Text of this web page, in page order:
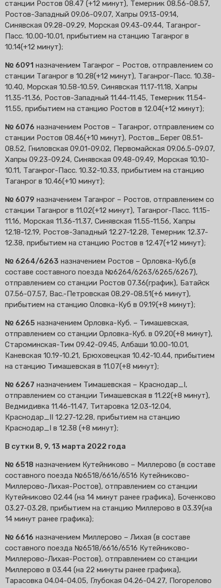
станции Ростов 08.47 (+12 минут), Темерник 08.56-08.57,
Ростов-Западный 09.06-09.07, Хапры 09.13-09.14,
Синявская 09.28-09.29, Морская 09.43-09.44, Таганрог-
Пасс. 10.00-10.01, прибытием на станцию Таганрог в
10.14(+12 минут);
№ 6091 назначением Таганрог – Ростов, отправлением со
станции Таганрог в 10.28(+12 минут), Таганрог-Пасс. 10.38-
10.40, Морская 10.58-10.59, Синявская 11.17-11.18, Хапры
11.35-11.36, Ростов-Западный 11.44-11.45, Темерник 11.54-
11.55, прибытием на станцию Ростов в 12.04(+12 минут);
№ 6076 назначением Ростов – Таганрог, отправлением со
станции Ростов 08.46(+10 минут), Ростов_Берег 08.51-
08.52, Гниловская 09.01-09.02, Первомайская 09.06.5-09.07,
Хапры 09.23-09.24, Синявская 09.48-09.49, Морская 10.10-
10.11, Таганрог-Пасс. 10.32-10.33, прибытием на станцию
Таганрог в 10.46(+10 минут);
№ 6079 назначением Таганрог – Ростов, отправлением со
станции Таганрог в 11.02(+12 минут), Таганрог-Пасс. 11.15-
11.16, Морская 11.36-11.37, Синявская 11.55-11.56, Хапры
12.18-12.19, Ростов-Западный 12.27-12.28, Темерник 12.37-
12.38, прибытием на станцию Ростов в 12.47(+12 минут);
№ 6264/6263 назначением Ростов – Орловка-Куб.(в
составе составного поезда №6264/6263/6265/6267),
отправлением со станции Ростов 07.36(график), Батайск
07.56-07.57, Вас.-Петровская 08.29-08.51(+6 минут),
прибытием на станцию Оловка-Куб в 09.19(+8 минут);
№ 6265 назначением Орловка-Куб. – Тимашевская,
отправлением со станции Орловка-Куб. в 09.20(+8 минут),
Староминская-Тим 09.42-09.45, Албаши 10.00-10.01,
Каневская 10.19-10.21, Брюховецкая 10.42-10.44, прибытием
на станцию Тимашевская в 11.07(+8 минут);
№ 6267 назначением Тимашевская – Краснодар_I,
отправлением со станции Тимашевская в 11.22(+8 минут),
Ведмидивка 11.46-11.47, Титаровка 12.03-12.04,
Краснодар_II 12.27-12.28, прибытием на станцию
Краснодар_I в 12.38 (+8 минут);
В сутки 8, 9, 13 марта 2022 года
№ 6518 назначением Кутейниково – Миллерово (в составе
составного поезда №6518/6616/6516 Кутейниково-
Миллерово-Лихая-Ростов), отправлением со станции
Кутейниково 02.44 (на 14 минут ранее графика), Боченково
03.27-03.28, прибытием на станцию Миллерово в 03.39(на
14 минут ранее графика);
№ 6616 назначением Миллерово – Лихая (в составе
составного поезда №6518/6616/6516 Кутейниково-
Миллерово-Лихая-Ростов), отправлением со станции
Миллерово в 03.44 (на 22 минуты ранее графика),
Тарасовка 04.04-04.05, Глубокая 04.26-04.27, Погорелово